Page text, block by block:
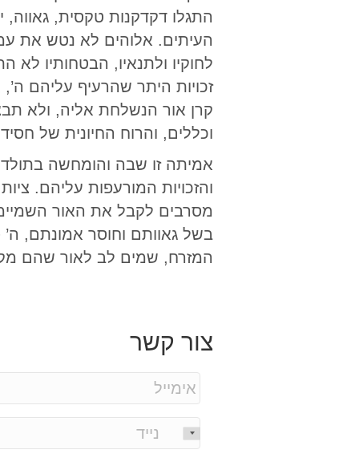
התגלו דקדקנות טקסית,
העיתים. אלוהים לא נטש את
לחוקיו ולתנאיו, הבטחותיו
זכויות היתר שהרעיף עליהם
קרן אור הנשלחת אליה, ולא
וכללים, והרוח החיונית של
אמיתה זו שבה והומחשה
והזכויות המורעפות עליהם.
בשל גאוותם וחוסר אמונתם,
המזרח, שמים לב לאור שהם
צור קשר